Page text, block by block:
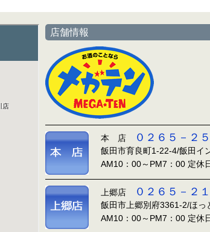
店舗情報
本 店 ０２６５－２
飯田市育良町1-22-4/飯田イ
AM10：00～PM7：00 定休
上郷店 ０２６５－２
飯田市上郷別府3361-2/ほっ
AM10：00～PM7：00 定休